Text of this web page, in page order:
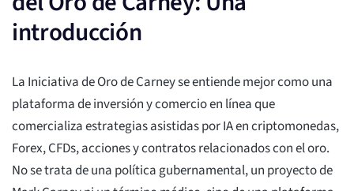
introducción
La Iniciativa de Oro de Carney se entiende mejor como una
plataforma de inversión y comercio en línea que
comercializa estrategias asistidas por IA en criptomonedas,
Forex, CFDs, acciones y contratos relacionados con el oro.
No se trata de una política gubernamental, un proyecto de